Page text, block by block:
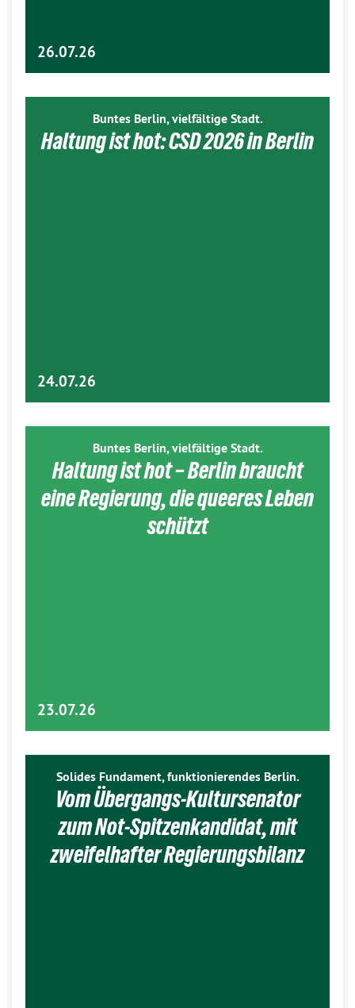
26.07.26
Buntes Berlin, vielfältige Stadt.
Haltung ist hot: CSD 2026 in Berlin
24.07.26
Buntes Berlin, vielfältige Stadt.
Haltung ist hot – Berlin braucht
eine Regierung, die queeres Leben
schützt
23.07.26
Solides Fundament, funktionierendes Berlin.
Vom Übergangs-Kultursenator
zum Not-Spitzenkandidat, mit
zweifelhafter Regierungsbilanz